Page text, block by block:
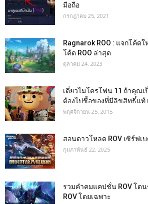
มือถือ
กรกฎาคม 25, 2021
Ragnarok ROO : แจกโค้ด
โค้ด ROO ล่าสุด
ตุลาคม 24, 2023
เดี่ยวไมโครโฟน 11 ถ้าคุณ
ต้องไปชื้อของที่มีลิขสิทธิ์แท้
พฤศจิกายน 25, 2015
สอนดาวโหลด ROV เซิร์ฟเ
กุมภาพันธ์ 22, 2025
รวมคำคมแคปชั่น ROV โด
ROV โดยเฉพาะ